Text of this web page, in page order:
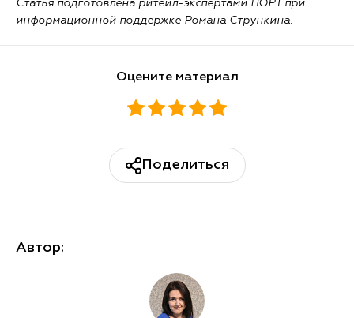
Статья подготовлена ритейл-экспертами ПОРТ при
информационной поддержке Романа Стрункина.
Оцените материал
Поделиться
Автор: